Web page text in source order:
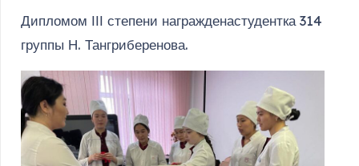
Дипломом ІІІ степени награжденастудентка 314
группы Н. Тангриберенова.